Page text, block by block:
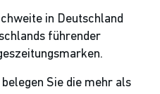
in Deutschland
führender
belegen Sie die mehr als